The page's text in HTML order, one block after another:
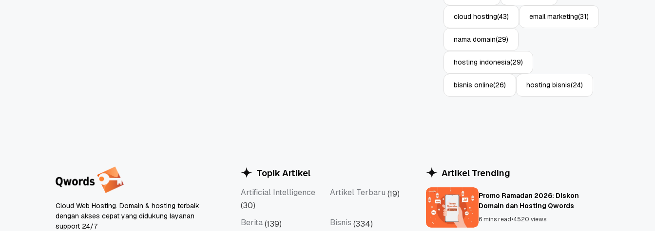
cloud hosting(43) email marketing(31)
nama domain(29)
hosting indonesia(29)
bisnis online(26) hosting bisnis(24)
Cloud Web Hosting. Domain & hosting terbaik
dengan akses cepat yang didukung layanan
support 24/7
Topik Artikel
Artificial Intelligence
Artificial Intelligence
(30)
Artikel Terbaru (19)
Berita(139) Bisnis (334)
Artikel Trending
Promo Ramadan 2026: Diskon
Domain dan Hosting Qwords
6 mins read•4520 views